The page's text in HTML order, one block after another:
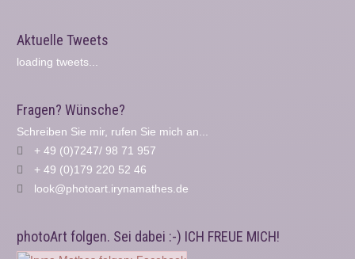
Aktuelle Tweets
loading tweets...
Fragen? Wünsche?
Schreiben Sie mir, rufen Sie mich an...
+ 49 (0)7247/ 98 71 957
+ 49 (0)179 220 52 46
look@photoart.irynamathes.de
photoArt folgen. Sei dabei :-) ICH FREUE MICH!